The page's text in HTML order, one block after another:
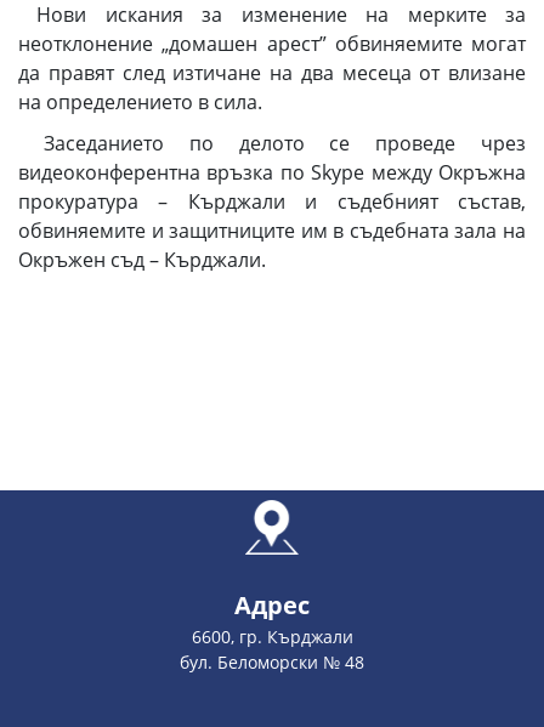
Нови искания за изменение на мерките за
неотклонение „домашен арест” обвиняемите могат
да правят след изтичане на два месеца от влизане
на определението в сила.
Заседанието по делото се проведе чрез
видеоконферентна връзка по Skype между Окръжна
прокуратура – Кърджали и съдебният състав,
обвиняемите и защитниците им в съдебната зала на
Окръжен съд – Кърджали.
Адрес
6600, гр. Кърджали
бул. Беломорски № 48